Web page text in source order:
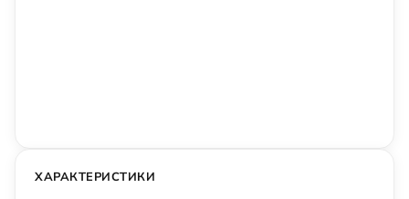
ХАРАКТЕРИСТИКИ